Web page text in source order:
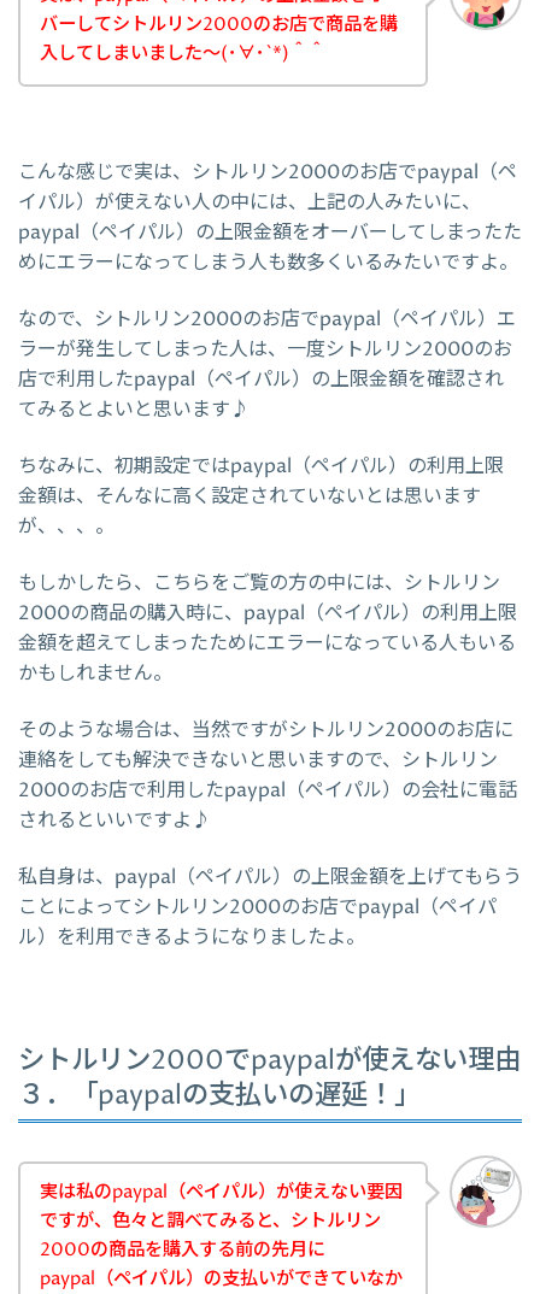
バーしてシトルリン2000のお店で商品を購
入してしまいました～(･∀･`*)＾＾
こんな感じで実は、シトルリン2000のお店でpaypal（ペ
イパル）が使えない人の中には、上記の人みたいに、
paypal（ペイパル）の上限金額をオーバーしてしまったた
めにエラーになってしまう人も数多くいるみたいですよ。
なので、シトルリン2000のお店でpaypal（ペイパル）エ
ラーが発生してしまった人は、一度シトルリン2000のお
店で利用したpaypal（ペイパル）の上限金額を確認され
てみるとよいと思います♪
ちなみに、初期設定ではpaypal（ペイパル）の利用上限
金額は、そんなに高く設定されていないとは思います
が、、、。
もしかしたら、こちらをご覧の方の中には、シトルリン
2000の商品の購入時に、paypal（ペイパル）の利用上限
金額を超えてしまったためにエラーになっている人もいる
かもしれません。
そのような場合は、当然ですがシトルリン2000のお店に
連絡をしても解決できないと思いますので、シトルリン
2000のお店で利用したpaypal（ペイパル）の会社に電話
されるといいですよ♪
私自身は、paypal（ペイパル）の上限金額を上げてもらう
ことによってシトルリン2000のお店でpaypal（ペイパ
ル）を利用できるようになりましたよ。
シトルリン2000でpaypalが使えない理由
３．「paypalの支払いの遅延！」
実は私のpaypal（ペイパル）が使えない要因
ですが、色々と調べてみると、シトルリン
2000の商品を購入する前の先月に
paypal（ペイパル）の支払いができていなか